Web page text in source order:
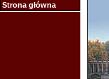
Strona główna